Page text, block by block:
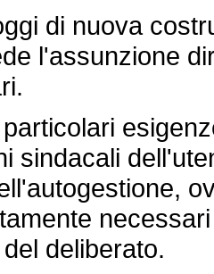
di nuova
l'assunzione
sindacali
deliberato.